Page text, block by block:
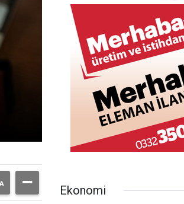
Ekonomi